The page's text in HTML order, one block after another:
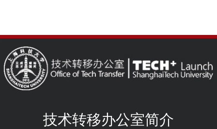
技术转移办公室简介